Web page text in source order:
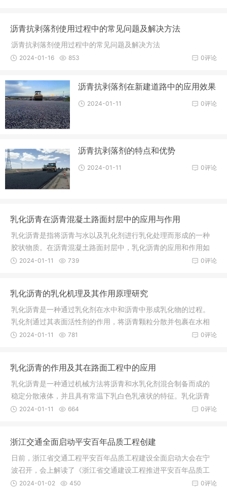
沥青抗剥落剂使用过程中的常见问题及解决方法
沥青抗剥落剂使用过程中的常见问题及解决方法
0评论
2024-01-16 853
沥青抗剥落剂在新建道路中的应用效果
0评论
2024-01-11
沥青抗剥落剂的特点和优势
0评论
2024-01-11
乳化沥青在沥青混凝土路面封层中的应用与作用
乳化沥青是指将沥青与水以及乳化剂进行乳化处理而形成的一种
胶状物质。在沥青混凝土路面封层中，乳化沥青的应用和作用如
下：
0评论
2024-01-11 739
乳化沥青的乳化机理及其作用原理研究
乳化沥青是一种通过乳化剂在水中和沥青中形成乳化物的过程。
乳化剂通过其表面活性剂的作用，将沥青颗粒分散并包裹在水相
中，形成乳化液。
0评论
2024-01-11 781
乳化沥青的作用及其在路面工程中的应用
乳化沥青是一种通过机械方法将沥青和水乳化剂混合制备而成的
稳定分散液体，并且具有常温下乳白色乳液状的特征。乳化沥青
在路面工程中有以下几个主要的作用和应用：
0评论
2024-01-11 664
浙江交通全面启动平安百年品质工程创建
日前，浙江省交通工程平安百年品质工程建设全面启动大会在宁
波召开，会上解读了《浙江省交通建设工程推进平安百年品质工
程建设实施方案》，提出奋力打造富有浙江辨识度和美誉度的现
0评论
2024-01-02 450